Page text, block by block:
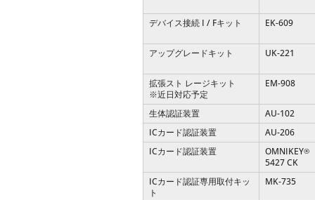
デバイス接続 I / Fキット EK-609
アップグレードキット UK-221
拡張スト レージキット
※近日対応予定
EM-908
生体認証装置
AU-102
ICカード認証装置
AU-206
ICカード認証装置
OMNIKEY®
5427 CK
ICカード認証専用取付キッ
ト
MK-735